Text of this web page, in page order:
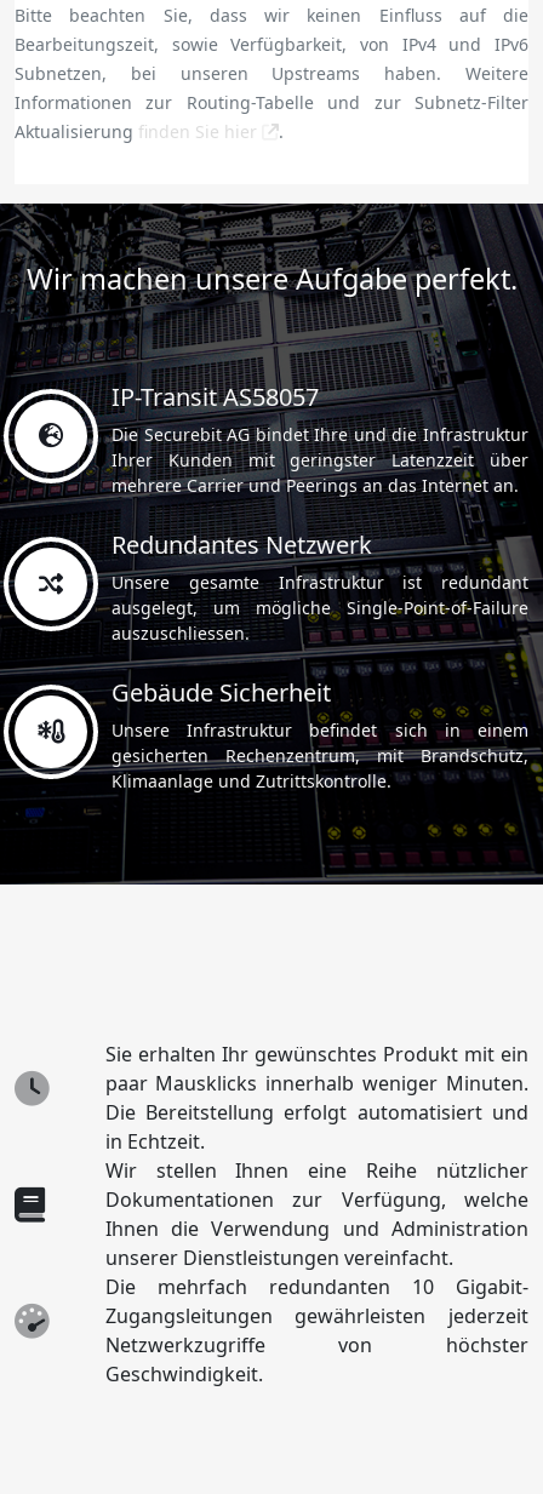
Bitte beachten Sie, dass wir keinen Einfluss auf die
Bearbeitungszeit, sowie Verfügbarkeit, von IPv4 und IPv6
Subnetzen, bei unseren Upstreams haben. Weitere
Informationen zur Routing-Tabelle und zur Subnetz-Filter
Aktualisierung finden Sie hier .
Wir machen unsere Aufgabe perfekt.
IP-Transit AS58057
Die Securebit AG bindet Ihre und die Infrastruktur
Ihrer Kunden mit geringster Latenzzeit über
mehrere Carrier und Peerings an das Internet an.
Redundantes Netzwerk
Unsere gesamte Infrastruktur ist redundant
ausgelegt, um mögliche Single-Point-of-Failure
auszuschliessen.
Gebäude Sicherheit
Unsere Infrastruktur befindet sich in einem
gesicherten Rechenzentrum, mit Brandschutz,
Klimaanlage und Zutrittskontrolle.
Sie erhalten Ihr gewünschtes Produkt mit ein
paar Mausklicks innerhalb weniger Minuten.
Die Bereitstellung erfolgt automatisiert und
in Echtzeit.
Wir stellen Ihnen eine Reihe nützlicher
Dokumentationen zur Verfügung, welche
Ihnen die Verwendung und Administration
unserer Dienstleistungen vereinfacht.
Die mehrfach redundanten 10 Gigabit-
Zugangsleitungen gewährleisten jederzeit
Netzwerkzugriffe von höchster
Geschwindigkeit.